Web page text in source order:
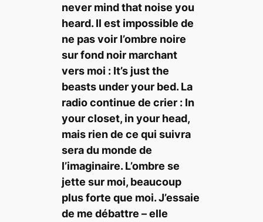
never mind that noise you
heard. Il est impossible de
ne pas voir l’ombre noire
sur fond noir marchant
vers moi : It’s just the
beasts under your bed. La
radio continue de crier : In
your closet, in your head,
mais rien de ce qui suivra
sera du monde de
l’imaginaire. L’ombre se
jette sur moi, beaucoup
plus forte que moi. J’essaie
de me débattre – elle